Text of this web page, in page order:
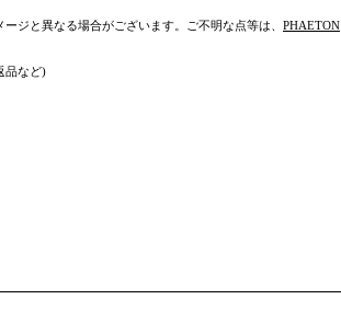
ジと異なる場合がございます。ご不明な点等は、 PHAETON
品など)